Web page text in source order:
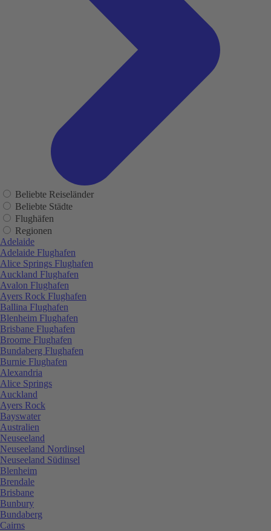
Beliebte Reiseländer
Beliebte Städte
Flughäfen
Regionen
Adelaide
Adelaide Flughafen
Alice Springs Flughafen
Auckland Flughafen
Avalon Flughafen
Ayers Rock Flughafen
Ballina Flughafen
Blenheim Flughafen
Brisbane Flughafen
Broome Flughafen
Bundaberg Flughafen
Burnie Flughafen
Alexandria
Alice Springs
Auckland
Ayers Rock
Bayswater
Australien
Neuseeland
Neuseeland Nordinsel
Neuseeland Südinsel
Blenheim
Brendale
Brisbane
Bunbury
Bundaberg
Cairns